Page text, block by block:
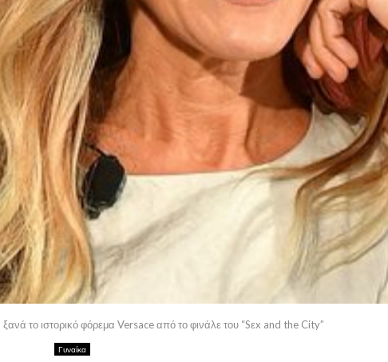
το ιστορικό φόρεμα Versace από το φινάλε του “Sεx and the City”
Γυναίκα